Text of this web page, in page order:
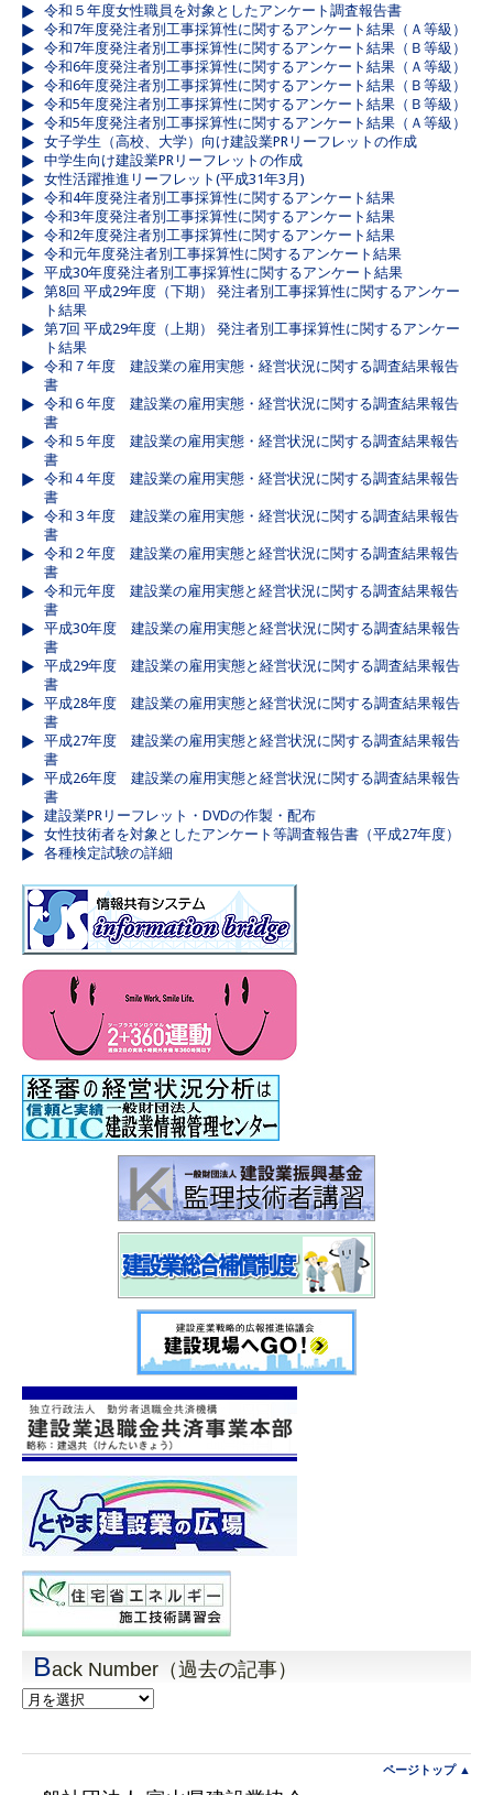
令和５年度女性職員を対象としたアンケート調査報告書
令和7年度発注者別工事採算性に関するアンケート結果（Ａ等級）
令和7年度発注者別工事採算性に関するアンケート結果（Ｂ等級）
令和6年度発注者別工事採算性に関するアンケート結果（Ａ等級）
令和6年度発注者別工事採算性に関するアンケート結果（Ｂ等級）
令和5年度発注者別工事採算性に関するアンケート結果（Ｂ等級）
令和5年度発注者別工事採算性に関するアンケート結果（Ａ等級）
女子学生（高校、大学）向け建設業PRリーフレットの作成
中学生向け建設業PRリーフレットの作成
女性活躍推進リーフレット(平成31年3月)
令和4年度発注者別工事採算性に関するアンケート結果
令和3年度発注者別工事採算性に関するアンケート結果
令和2年度発注者別工事採算性に関するアンケート結果
令和元年度発注者別工事採算性に関するアンケート結果
平成30年度発注者別工事採算性に関するアンケート結果
第8回 平成29年度（下期） 発注者別工事採算性に関するアンケー
ト結果
第7回 平成29年度（上期） 発注者別工事採算性に関するアンケー
ト結果
令和７年度 建設業の雇用実態・経営状況に関する調査結果報告
書
令和６年度 建設業の雇用実態・経営状況に関する調査結果報告
書
令和５年度 建設業の雇用実態・経営状況に関する調査結果報告
書
令和４年度 建設業の雇用実態・経営状況に関する調査結果報告
書
令和３年度 建設業の雇用実態・経営状況に関する調査結果報告
書
令和２年度 建設業の雇用実態と経営状況に関する調査結果報告
書
令和元年度 建設業の雇用実態と経営状況に関する調査結果報告
書
平成30年度 建設業の雇用実態と経営状況に関する調査結果報告
書
平成29年度 建設業の雇用実態と経営状況に関する調査結果報告
書
平成28年度 建設業の雇用実態と経営状況に関する調査結果報告
書
平成27年度 建設業の雇用実態と経営状況に関する調査結果報告
書
平成26年度 建設業の雇用実態と経営状況に関する調査結果報告
書
建設業PRリーフレット・DVDの作製・配布
女性技術者を対象としたアンケート等調査報告書（平成27年度）
各種検定試験の詳細
Back Number（過去の記事）
Back
Number（過
事）
ページトップ ▲